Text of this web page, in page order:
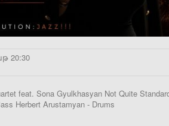
20:30
feat. Sona Gyulkhasyan Not Quite
Herbert Arustamyan - Drums